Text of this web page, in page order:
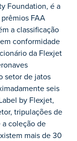
Foundation, é a
FAA
a classificação
conformidade
da Flexjet
setor de jatos
seis
by Flexjet,
tripulações de
a coleção de
mais de 30